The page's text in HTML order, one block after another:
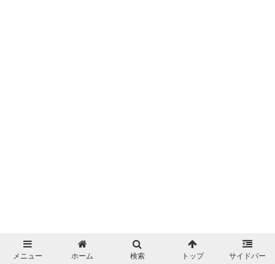
メニュー ホーム 検索 トップ サイドバー